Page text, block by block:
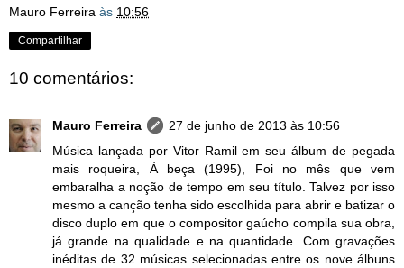
Mauro Ferreira às 10:56
Compartilhar
10 comentários:
Mauro Ferreira
27 de junho de 2013 às 10:56
Música lançada por Vitor Ramil em seu álbum de pegada
mais roqueira, À beça (1995), Foi no mês que vem
embaralha a noção de tempo em seu título. Talvez por isso
mesmo a canção tenha sido escolhida para abrir e batizar o
disco duplo em que o compositor gaúcho compila sua obra,
já grande na qualidade e na quantidade. Com gravações
inéditas de 32 músicas selecionadas entre os nove álbuns